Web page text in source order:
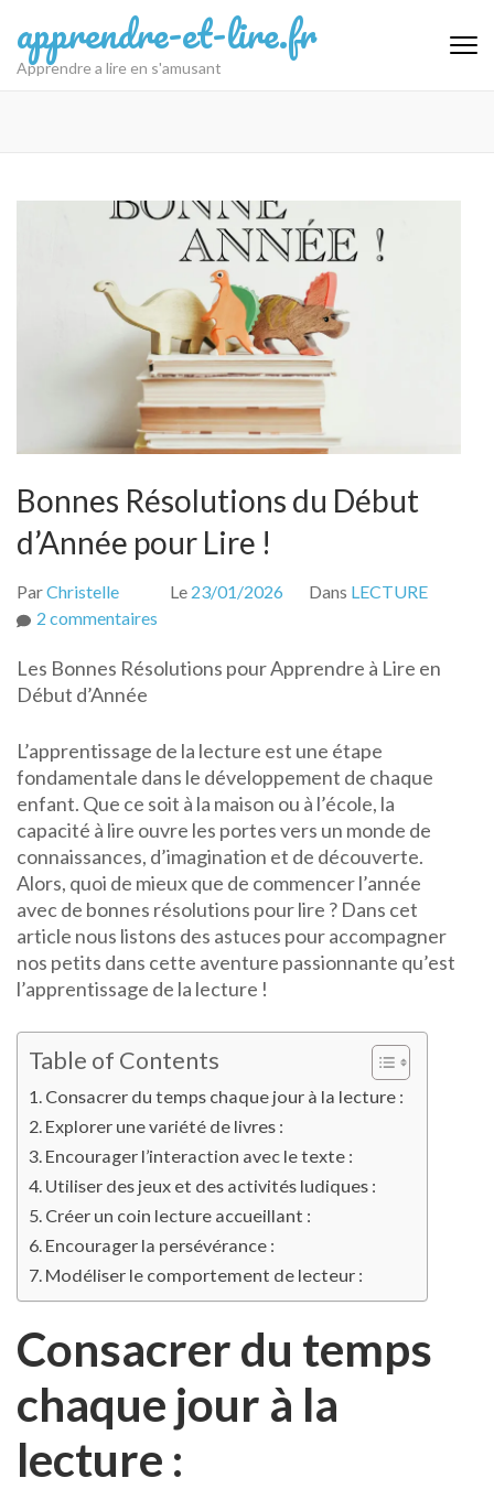
au
contenu
apprendre-et-lire.fr
Apprendre a lire en s'amusant
Bonnes Résolutions du Début
d’Année pour Lire !
ParChristelle Le 23/01/2026 Dans LECTURE
2 commentaires
Résolutions
d’Année
pour
Lire
!
Les Bonnes Résolutions pour Apprendre à Lire en
Début d’Année
L’apprentissage de la lecture est une étape
fondamentale dans le développement de chaque
enfant. Que ce soit à la maison ou à l’école, la
capacité à lire ouvre les portes vers un monde de
connaissances, d’imagination et de découverte.
Alors, quoi de mieux que de commencer l’année
avec de bonnes résolutions pour lire ? Dans cet
article nous listons des astuces pour accompagner
nos petits dans cette aventure passionnante qu’est
l’apprentissage de la lecture !
Table of Contents
Consacrer du temps chaque jour à la lecture :
Explorer une variété de livres :
Encourager l’interaction avec le texte :
Utiliser des jeux et des activités ludiques :
Créer un coin lecture accueillant :
Encourager la persévérance :
Modéliser le comportement de lecteur :
Consacrer du temps
chaque jour à la
lecture :